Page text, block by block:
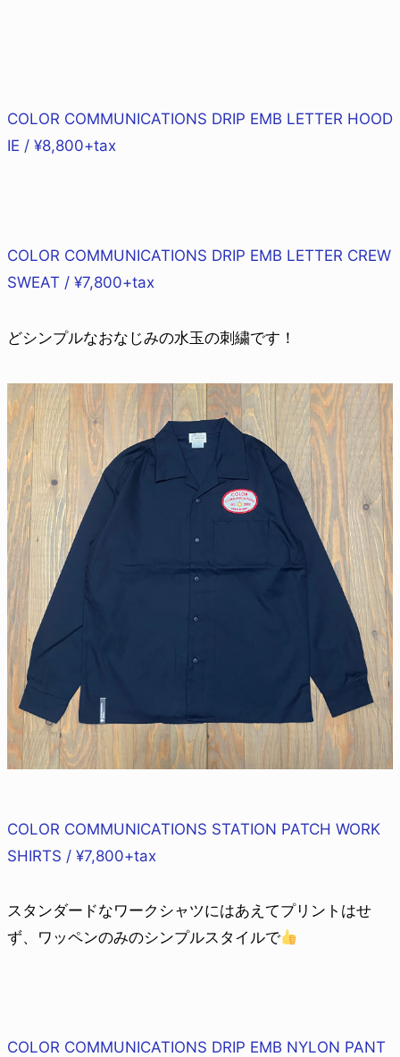
COLOR COMMUNICATIONS DRIP EMB LETTER HOOD
IE / ¥8,800+tax
COLOR COMMUNICATIONS DRIP EMB LETTER CREW
SWEAT / ¥7,800+tax
どシンプルなおなじみの水玉の刺繍です！
COLOR COMMUNICATIONS STATION PATCH WORK
SHIRTS / ¥7,800+tax
スタンダードなワークシャツにはあえてプリントはせ
ず、ワッペンのみのシンプルスタイルで
COLOR COMMUNICATIONS DRIP EMB NYLON PANT